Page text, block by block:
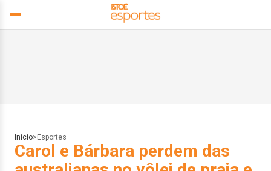
Início> Esportes
Carol e Bárbara perdem das